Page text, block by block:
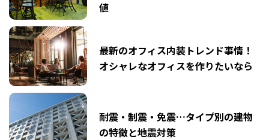
値
最新のオフィス内装トレンド事情！
オシャレなオフィスを作りたいなら
耐震・制震・免震…タイプ別の建物
の特徴と地震対策